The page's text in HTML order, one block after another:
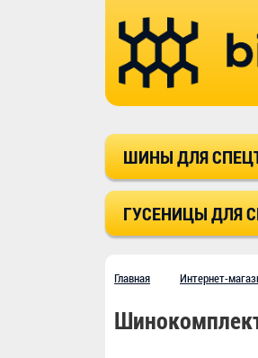
ШИНЫ ДЛЯ
ГУСЕНИЦЫ ДЛЯ
Главная Интернет-